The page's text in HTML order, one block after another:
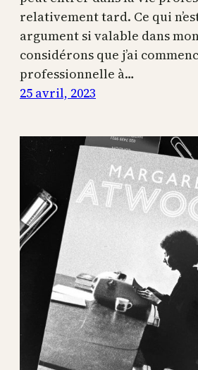
relativement tard. Ce qui
argument si valable dans
considérons que j’ai
professionnelle à…
25 avril, 2023